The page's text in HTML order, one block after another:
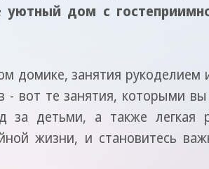
уютный дом с
домике, занятия
- вот те занятия, которыми
за детьми, а также
жизни, и становитесь